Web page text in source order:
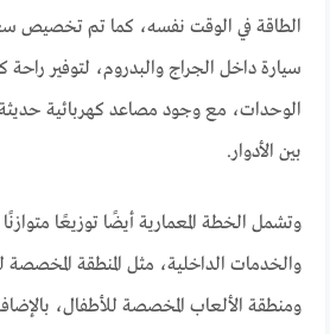
سيارة داخل الجراج والبدروم، لتوفير
الوحدات، مع وجود مصاعد كهربائية
بين الأدوار.
وتشمل الخطة المعمارية أيضًا توزيعًا متوازنًا
والخدمات الداخلية، مثل المنطقة المخصصة
ومنطقة الألعاب المخصصة للأطفال،